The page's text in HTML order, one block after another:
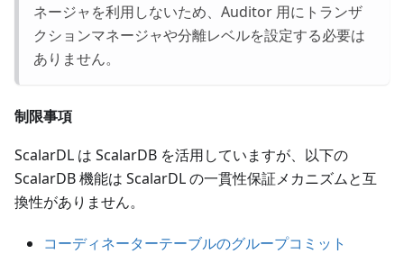
ネージャを利用しないため、Auditor 用にトランザ
クションマネージャや分離レベルを設定する必要は
ありません。
制限事項
ScalarDL は ScalarDB を活用していますが、以下の
ScalarDB 機能は ScalarDL の一貫性保証メカニズムと互
換性がありません。
コーディネーターテーブルのグループコミット